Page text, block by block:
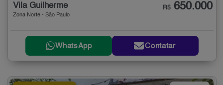
Vila Guilherme
Zona Norte - São Paulo
R$ 650.000
WhatsApp Contatar